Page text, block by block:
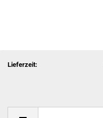
Lieferzeit: